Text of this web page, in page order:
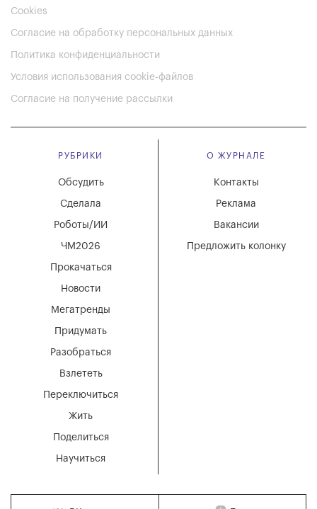
Cookies
Согласие на обработку персональных данных
Политика конфиденциальности
Условия использования cookie-файлов
Согласие на получение рассылки
РУБРИКИ
Мегатренды
Придумать
Разобраться
Взлететь
Новости
Переключиться
Жить
Поделиться
Научиться
Обсудить
Сделала
Роботы/ИИ
ЧМ2026
Прокачаться
О ЖУРНАЛЕ
Вакансии
Реклама
Контакты
Предложить колонку